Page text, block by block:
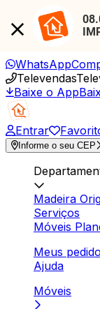
WhatsApp
Televendas
Baixe o App
Entrar
Informe o seu CEP
Madeira
Serviços
Móveis
Meus
Ajuda
Móveis